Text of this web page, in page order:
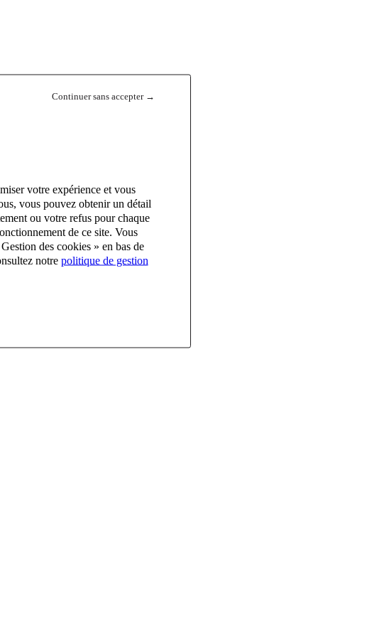
Continuer sans accepter →
votre expérience et vous
vous pouvez obtenir un détail
ou votre refus pour chaque
de ce site. Vous
des cookies » en bas de
notre politique de gestion